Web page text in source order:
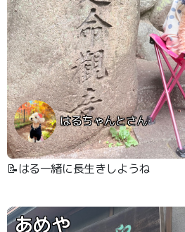
はるちゃんとさん
📝はる一緒に長生きしようね
あめや